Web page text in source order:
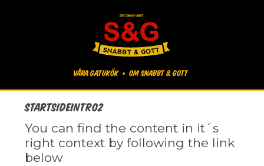
Våra gatukök Om Snabbt & Gott
Startsideintro2
You can find the content in it´s
right context by following the link
below